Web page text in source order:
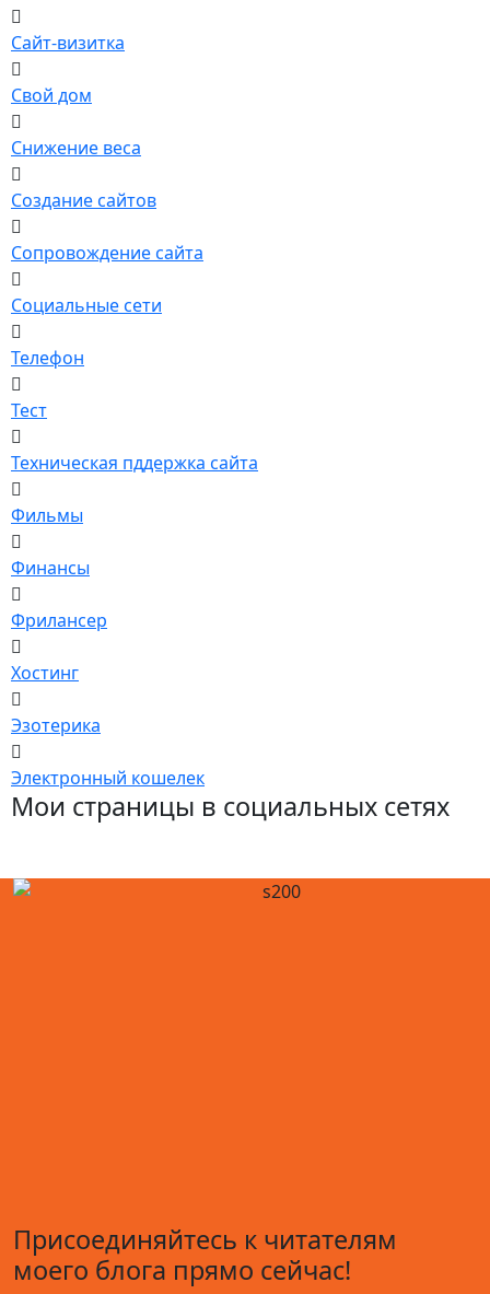
Сайт-визитка
Свой дом
Снижение веса
Создание сайтов
Сопровождение сайта
Социальные сети
Телефон
Тест
Техническая пддержка сайта
Фильмы
Финансы
Фрилансер
Хостинг
Эзотерика
Электронный кошелек
Мои страницы в социальных сетях
Присоединяйтесь к читателям
моего блога прямо сейчас!